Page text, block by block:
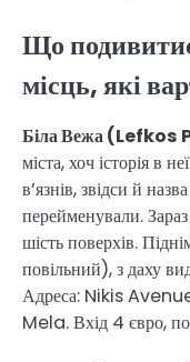
Що
місць, які
Біла Вежа (Lefkos
міста, хоч історія в
в’язнів, звідси й
перейменували. Зараз
шість поверхів.
повільний), з даху
Адреса: Nikis
Mela. Вхід 4 євро,